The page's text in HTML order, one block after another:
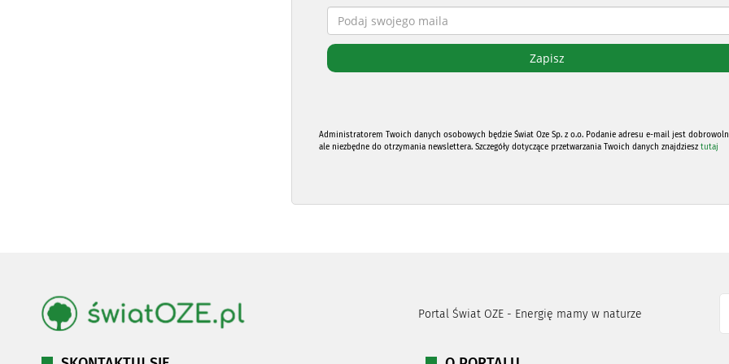
Administratorem Twoich danych osobowych będzie Świat Oze Sp. z o.o. Podanie adresu e-mail jest
ale niezbędne do otrzymania newslettera. Szczegóły dotyczące przetwarzania Twoich danych znajdziesztutaj
Portal Świat OZE - Energię mamy w naturze